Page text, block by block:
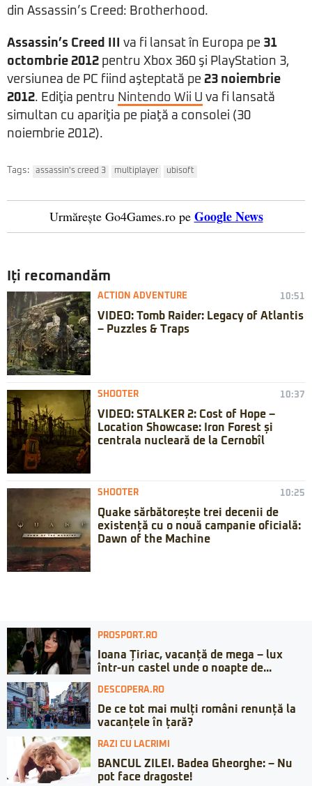
din Assassin’s Creed: Brotherhood.
Assassin’s Creed III va fi lansat în Europa pe 31
octombrie 2012 pentru Xbox 360 şi PlayStation 3,
versiunea de PC fiind aşteptată pe 23 noiembrie
2012. Ediţia pentru Nintendo Wii U va fi lansată
simultan cu apariţia pe piaţă a consolei (30
noiembrie 2012).
Tags: assassin's creed 3 multiplayer ubisoft
Urmărește Go4Games.ro pe Google News
Iți recomandăm
ACTION ADVENTURE 10:51
VIDEO: Tomb Raider: Legacy of Atlantis
– Puzzles & Traps
SHOOTER 10:37
VIDEO: STALKER 2: Cost of Hope –
Location Showcase: Iron Forest și
centrala nucleară de la Cernobîl
SHOOTER 10:25
Quake sărbătorește trei decenii de
existență cu o nouă campanie oficială:
Dawn of the Machine
PROSPORT.RO
Ioana Țiriac, vacanță de mega – lux
într-un castel unde o noapte de...
DESCOPERA.RO
De ce tot mai mulți români renunță la
vacanțele în țară?
RAZI CU LACRIMI
BANCUL ZILEI. Badea Gheorghe: – Nu
pot face dragoste!